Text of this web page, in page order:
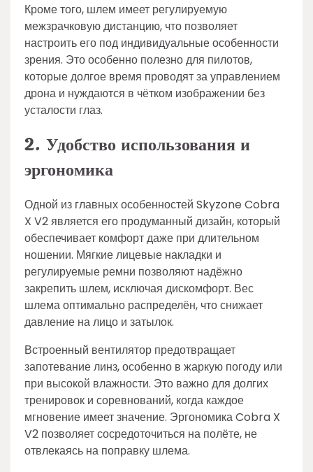
Кроме того, шлем имеет регулируемую
межзрачковую дистанцию, что позволяет
настроить его под индивидуальные особенности
зрения. Это особенно полезно для пилотов,
которые долгое время проводят за управлением
дрона и нуждаются в чётком изображении без
усталости глаз.
2. Удобство использования и
эргономика
Одной из главных особенностей Skyzone Cobra
X V2 является его продуманный дизайн, который
обеспечивает комфорт даже при длительном
ношении. Мягкие лицевые накладки и
регулируемые ремни позволяют надёжно
закрепить шлем, исключая дискомфорт. Вес
шлема оптимально распределён, что снижает
давление на лицо и затылок.
Встроенный вентилятор предотвращает
запотевание линз, особенно в жаркую погоду или
при высокой влажности. Это важно для долгих
тренировок и соревнований, когда каждое
мгновение имеет значение. Эргономика Cobra X
V2 позволяет сосредоточиться на полёте, не
отвлекаясь на поправку шлема.